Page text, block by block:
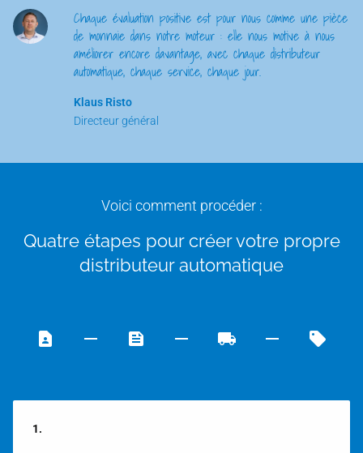
Chaque évaluation positive est pour nous comme une pièce
de monnaie dans notre moteur : elle nous motive à nous
améliorer encore davantage, avec chaque distributeur
automatique, chaque service, chaque jour.
Klaus Risto
Directeur général
Voici comment procéder :
Quatre étapes pour créer votre propre
distributeur automatique
1.